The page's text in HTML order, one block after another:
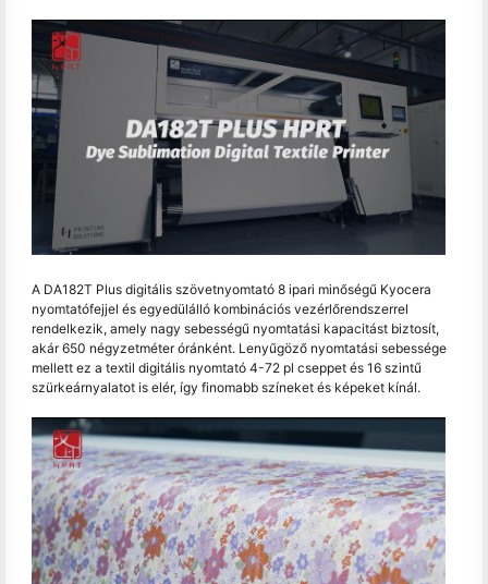
A DA182T Plus digitális szövetnyomtató 8 ipari minőségű Kyocera
nyomtatófejjel és egyedülálló kombinációs vezérlőrendszerrel
rendelkezik, amely nagy sebességű nyomtatási kapacitást biztosít,
akár 650 négyzetméter óránként. Lenyűgöző nyomtatási sebessége
mellett ez a textil digitális nyomtató 4-72 pl cseppet és 16 szintű
szürkeárnyalatot is elér, így finomabb színeket és képeket kínál.